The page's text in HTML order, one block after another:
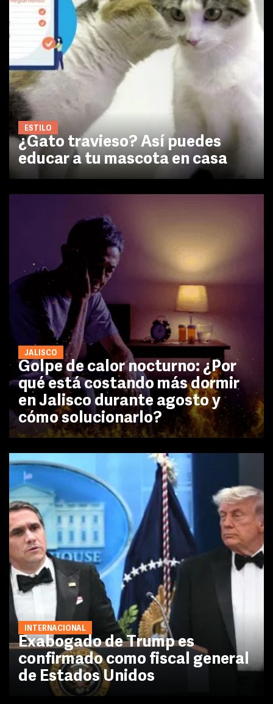
ESTILO
¿Gato travieso? Así puedes
educar a tu mascota en casa
JALISCO
Golpe de calor nocturno: ¿Por
qué está costando más dormir
en Jalisco durante agosto y
cómo solucionarlo?
INTERNACIONAL
Exabogado de Trump es
confirmado como fiscal general
de Estados Unidos